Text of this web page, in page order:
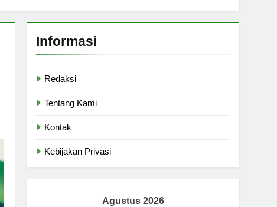
Informasi
Redaksi
Tentang Kami
Kontak
Kebijakan Privasi
Agustus 2026